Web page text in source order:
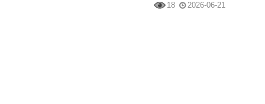
18
2026-06-21